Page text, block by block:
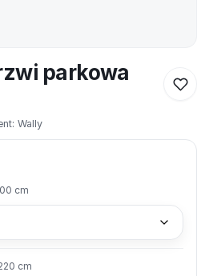
parkowa
Wally
cm
cm